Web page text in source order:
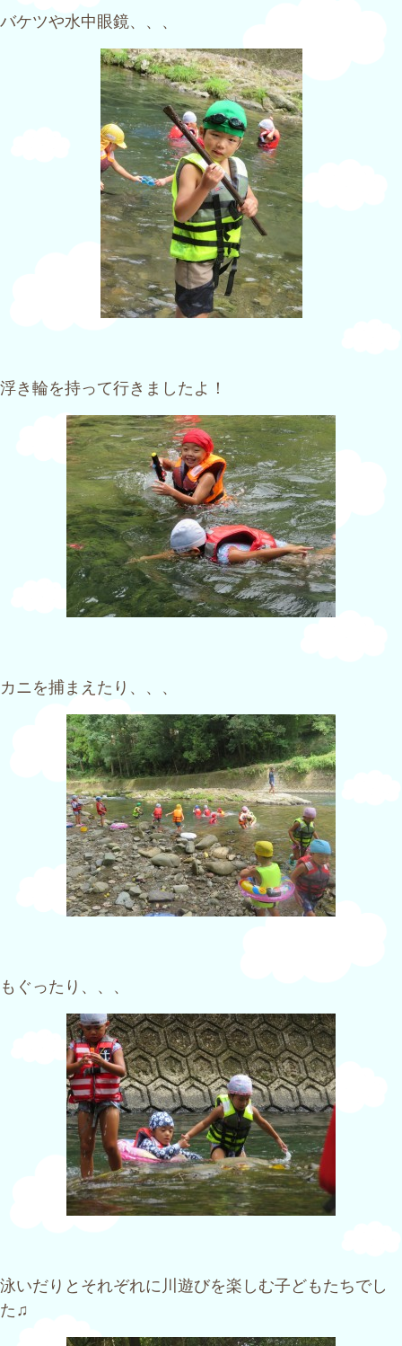
バケツや水中眼鏡、、、
浮き輪を持って行きましたよ！
カニを捕まえたり、、、
もぐったり、、、
泳いだりとそれぞれに川遊びを楽しむ子どもたちでし
た♫